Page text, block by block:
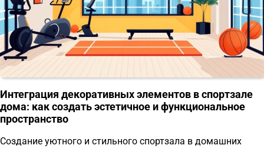
Интеграция декоративных элементов в спортзале
дома: как создать эстетичное и функциональное
пространство
Создание уютного и стильного спортзала в домашних